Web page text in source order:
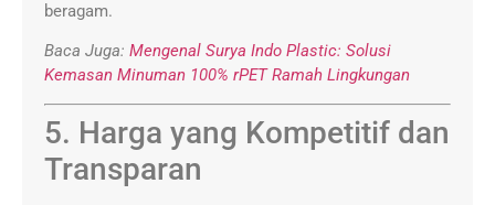
beragam.
Baca Juga: Mengenal Surya Indo Plastic: Solusi
Kemasan Minuman 100% rPET Ramah Lingkungan
5. Harga yang Kompetitif dan
Transparan